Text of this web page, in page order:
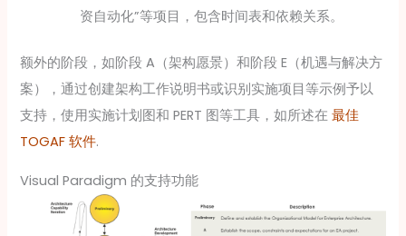
资自动化”等项目，包含时间表和依赖关系。
额外的阶段，如阶段 A（架构愿景）和阶段 E（机遇与解决方
案），通过创建架构工作说明书或识别实施项目等示例予以
支持，使用实施计划图和 PERT 图等工具，如所述在最佳
TOGAF 软件.
Visual Paradigm 的支持功能